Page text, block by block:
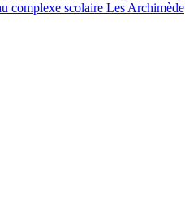
complexe scolaire Les Archimède